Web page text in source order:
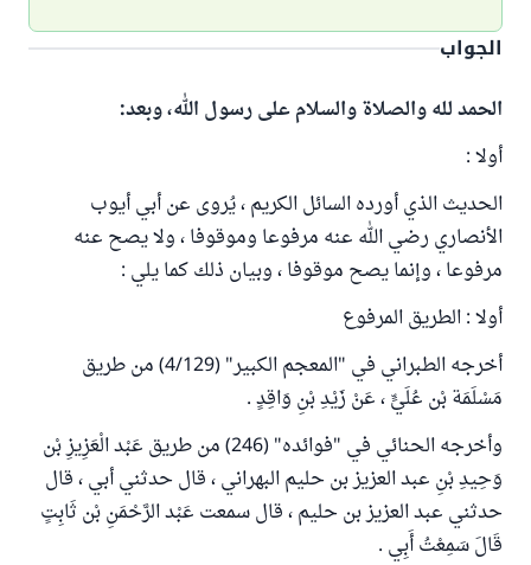
الجواب
الحمد لله والصلاة والسلام على رسول الله، وبعد:
أولا :
الحديث الذي أورده السائل الكريم ، يُروى عن أبي أيوب
الأنصاري رضي الله عنه مرفوعا وموقوفا ، ولا يصح عنه
مرفوعا ، وإنما يصح موقوفا ، وبيان ذلك كما يلي :
أولا : الطريق المرفوع
أخرجه الطبراني في "المعجم الكبير" (4/129) من طريق
مَسْلَمَة بْن عُلَيٍّ ، عَنْ زَيْدِ بْنِ وَاقِدٍ .
وأخرجه الحنائي في "فوائده" (246) من طريق عَبْد الْعَزِيزِ بْن
وَحِيدِ بْنِ عبد العزيز بن حليم البهراني ، قال حدثني أبي ، قال
حدثني عبد العزيز بن حليم ، قال سمعت عَبْد الرَّحْمَنِ بْن ثَابِتٍ
قَالَ سَمِعْتُ أَبِي .